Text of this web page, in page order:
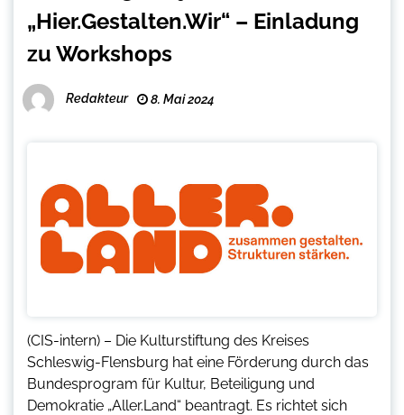
„Hier.Gestalten.Wir“ – Einladung
zu Workshops
Redakteur 8. Mai 2024
(CIS-intern) – Die Kulturstiftung des Kreises
Schleswig-Flensburg hat eine Förderung durch das
Bundesprogram für Kultur, Beteiligung und
Demokratie „Aller.Land“ beantragt. Es richtet sich